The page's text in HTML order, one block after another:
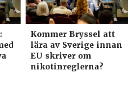
Kommer Bryssel att
lära av Sverige innan
EU skriver om
nikotinreglerna?